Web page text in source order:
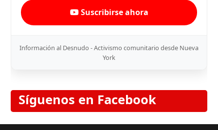
Suscribirse ahora
Información al Desnudo - Activismo comunitario desde Nueva
York
Síguenos en Facebook